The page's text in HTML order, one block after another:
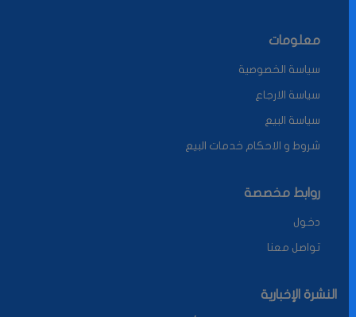
معلومات
سياسة الخصوصية
سياسة الارجاع
سياسة البيع
شروط و الاحكام خدمات البيع
روابط مخصصة
دخول
تواصل معنا
النشرة الإخبارية